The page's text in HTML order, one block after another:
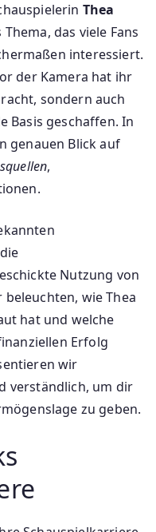
Thea
das viele Fans
interessiert.
der Kamera hat ihr
sondern auch
Basis geschaffen. In
genauen Blick auf
,
Nutzung von
beleuchten, wie Thea
hat und welche
Erfolg
wir
verständlich, um dir
zu geben.